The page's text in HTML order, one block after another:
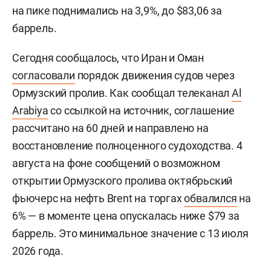
на пике поднимались на 3,9%, до $83,06 за
баррель.
Сегодня сообщалось, что Иран и Оман
согласовали порядок движения судов через
Ормузский пролив. Как сообщал телеканал Al
Arabiyaсо ссылкой на источник, соглашение
рассчитано на 60 дней и направлено на
восстановление полноценного судоходства. 4
августа на фоне сообщений о возможном
открытии Ормузского пролива октябрьский
фьючерс на нефть Brent на торгахобвалился на
6% — в моменте цена опускалась ниже $79 за
баррель. Это минимальное значение с 13 июля
2026 года.